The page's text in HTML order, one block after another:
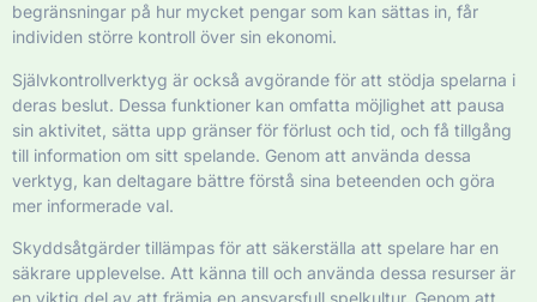
begränsningar på hur mycket pengar som kan sättas in, får
individen större kontroll över sin ekonomi.
Självkontrollverktyg är också avgörande för att stödja spelarna i
deras beslut. Dessa funktioner kan omfatta möjlighet att pausa
sin aktivitet, sätta upp gränser för förlust och tid, och få tillgång
till information om sitt spelande. Genom att använda dessa
verktyg, kan deltagare bättre förstå sina beteenden och göra
mer informerade val.
Skyddsåtgärder tillämpas för att säkerställa att spelare har en
säkrare upplevelse. Att känna till och använda dessa resurser är
en viktig del av att främja en ansvarsfull spelkultur. Genom att